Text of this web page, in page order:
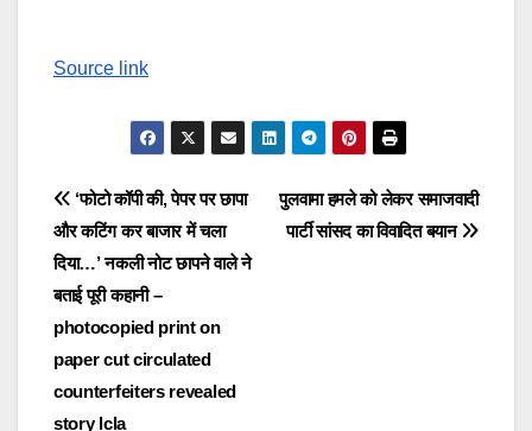
Source link
Post
navigation
पुलवामा हमले को लेकर समाजवादी
पार्टी सांसद का विवादित बयान
‘फोटो कॉपी की, पेपर पर छापा
और कटिंग कर बाजार में चला
दिया…’ नकली नोट छापने वाले ने
बताई पूरी कहानी –
photocopied print on
paper cut circulated
counterfeiters revealed
story lcla